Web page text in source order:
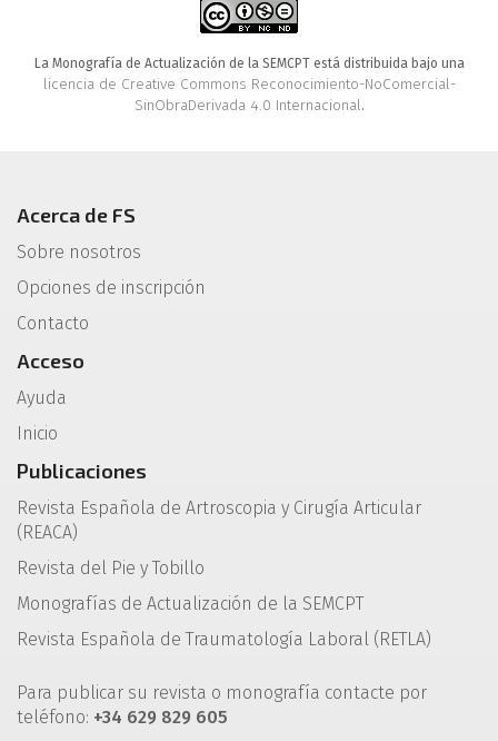
La Monografía de Actualización de la SEMCPT está distribuida bajo una
licencia de Creative Commons Reconocimiento-NoComercial-
SinObraDerivada 4.0 Internacional.
Acerca de FS
Sobre nosotros
Opciones de inscripción
Contacto
Acceso
Ayuda
Inicio
Publicaciones
Revista Española de Artroscopia y Cirugía Articular
(REACA)
Revista del Pie y Tobillo
Monografías de Actualización de la SEMCPT
Revista Española de Traumatología Laboral (RETLA)
Para publicar su revista o monografía contacte por
teléfono: +34 629 829 605